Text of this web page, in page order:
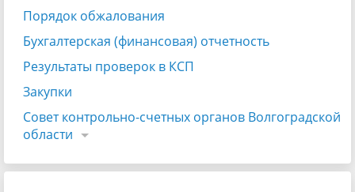
Порядок обжалования
Бухгалтерская (финансовая) отчетность
Результаты проверок в КСП
Закупки
Совет контрольно-счетных органов Волгоградской
области